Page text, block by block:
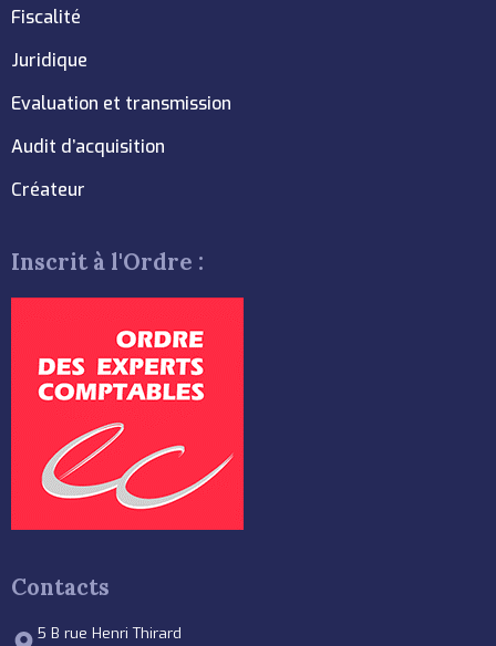
Fiscalité
Juridique
Evaluation et transmission
Audit d’acquisition
Créateur
Inscrit à l'Ordre :
Contacts
5 B rue Henri Thirard